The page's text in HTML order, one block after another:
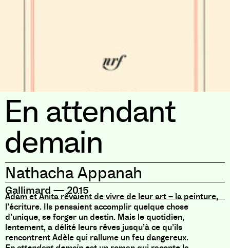
En attendant
demain
Nathacha Appanah
Gallimard—2015
Adam et Anita rêvaient de vivre de leur art – la peinture,
l’écriture. Ils pensaient accomplir quelque chose
d’unique, se forger un destin. Mais le quotidien,
lentement, a délité leurs rêves jusqu’à ce qu’ils
rencontrent Adèle qui rallume un feu dangereux.